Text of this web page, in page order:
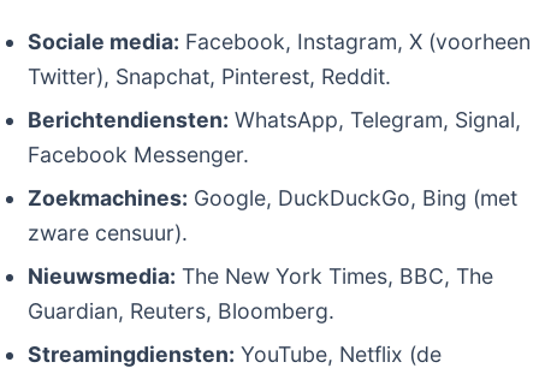
Sociale media: Facebook, Instagram, X (voorheen
Twitter), Snapchat, Pinterest, Reddit.
Berichtendiensten: WhatsApp, Telegram, Signal,
Facebook Messenger.
Zoekmachines: Google, DuckDuckGo, Bing (met
zware censuur).
Nieuwsmedia: The New York Times, BBC, The
Guardian, Reuters, Bloomberg.
Streamingdiensten: YouTube, Netflix (de